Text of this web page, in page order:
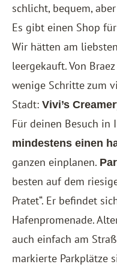
schlicht, bequem,
Es gibt einen Shop
Wir hätten am
leergekauft. Von
wenige Schritte zum
Stadt: Vivi’s
Für deinen Besuch in
mindestens einen
ganzen einplanen.
besten auf dem
Pratet“. Er befindet
Hafenpromenade.
auch einfach am
markierte Parkplätze